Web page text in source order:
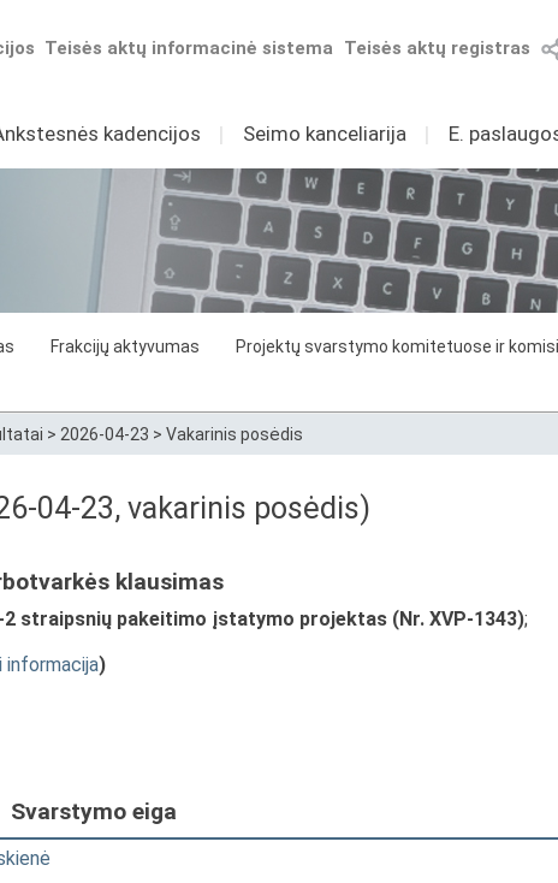
Teisės aktų registras
Teisės aktų informacinė sistema
kadencijos I Seimo kanceliarija I E.
Frakcijų aktyvumas
Projektų svarstymo komitetuose ir
> 2026-04-23 > Vakarinis posėdis
04-23, vakarinis posėdis)
klausimas
2 straipsnių pakeitimo įstatymo projektas (Nr. XVP-1343);
informacija)
Svarstymo eiga